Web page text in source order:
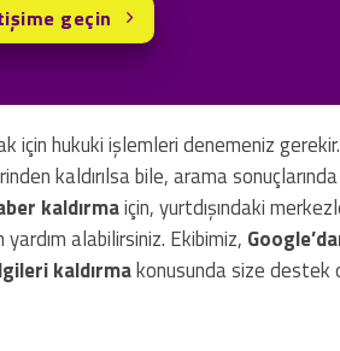
geçin
için hukuki işlemleri denemeniz
kaldırılsa bile, arama
kaldırmaiçin, yurtdışındaki
alabilirsiniz. Ekibimiz,
kaldırmakonusunda size destek